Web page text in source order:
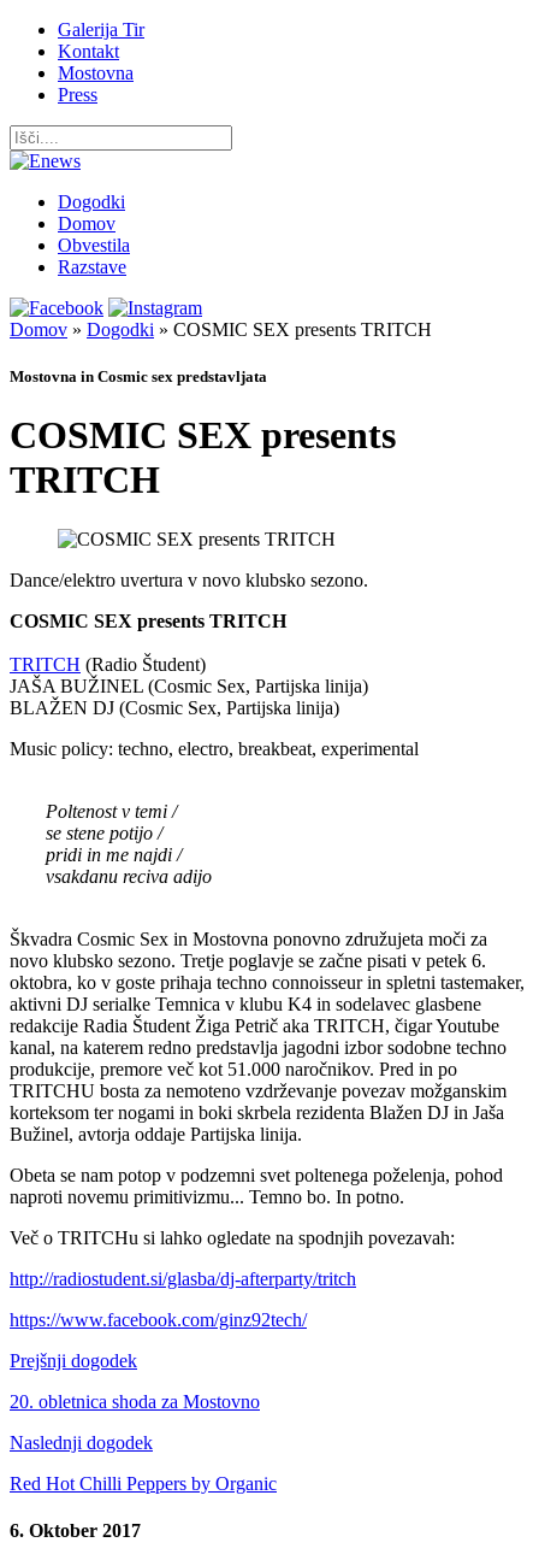
Galerija Tir
Kontakt
Mostovna
Press
Dogodki
Domov
Obvestila
Razstave
Domov » Dogodki » COSMIC SEX presents TRITCH
Mostovna in Cosmic sex predstavljata
COSMIC SEX presents
TRITCH
Dance/elektro uvertura v novo klubsko sezono.
COSMIC SEX presents TRITCH
TRITCH (Radio Študent)
JAŠA BUŽINEL (Cosmic Sex, Partijska linija)
BLAŽEN DJ (Cosmic Sex, Partijska linija)
Music policy: techno, electro, breakbeat, experimental
Poltenost v temi /
se stene potijo /
pridi in me najdi /
vsakdanu reciva adijo
Škvadra Cosmic Sex in Mostovna ponovno združujeta moči za
novo klubsko sezono. Tretje poglavje se začne pisati v petek 6.
oktobra, ko v goste prihaja techno connoisseur in spletni tastemaker,
aktivni DJ serialke Temnica v klubu K4 in sodelavec glasbene
redakcije Radia Študent Žiga Petrič aka TRITCH, čigar Youtube
kanal, na katerem redno predstavlja jagodni izbor sodobne techno
produkcije, premore več kot 51.000 naročnikov. Pred in po
TRITCHU bosta za nemoteno vzdrževanje povezav možganskim
korteksom ter nogami in boki skrbela rezidenta Blažen DJ in Jaša
Bužinel, avtorja oddaje Partijska linija.
Obeta se nam potop v podzemni svet poltenega poželenja, pohod
naproti novemu primitivizmu... Temno bo. In potno.
Več o TRITCHu si lahko ogledate na spodnjih povezavah:
http://radiostudent.si/glasba/dj-afterparty/tritch
https://www.facebook.com/ginz92tech/
Prejšnji dogodek
20. obletnica shoda za Mostovno
Naslednji dogodek
Red Hot Chilli Peppers by Organic
6. Oktober 2017